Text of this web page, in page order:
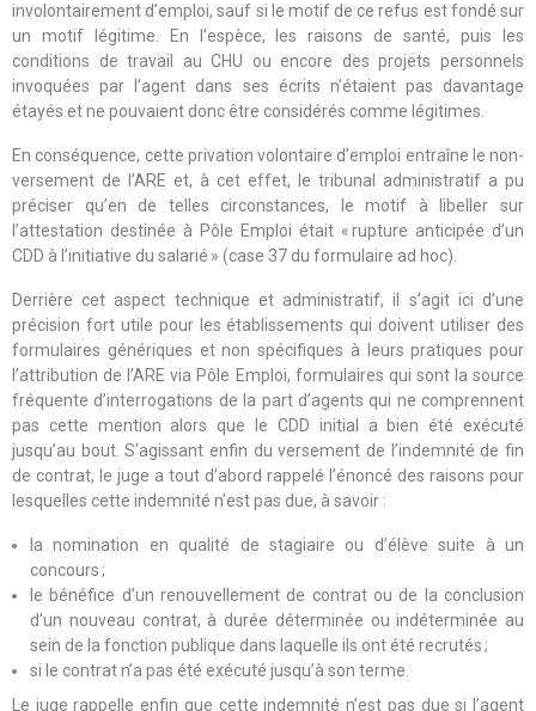
involontairement d’emploi, sauf si le motif de ce refus est fondé sur
un motif légitime. En l’espèce, les raisons de santé, puis les
conditions de travail au CHU ou encore des projets personnels
invoquées par l’agent dans ses écrits n’étaient pas davantage
étayés et ne pouvaient donc être considérés comme légitimes.
En conséquence, cette privation volontaire d’emploi entraîne le non-
versement de l’ARE et, à cet effet, le tribunal administratif a pu
préciser qu’en de telles circonstances, le motif à libeller sur
l’attestation destinée à Pôle Emploi était « rupture anticipée d’un
CDD à l’initiative du salarié » (case 37 du formulaire ad hoc).
Derrière cet aspect technique et administratif, il s’agit ici d’une
précision fort utile pour les établissements qui doivent utiliser des
formulaires génériques et non spécifiques à leurs pratiques pour
l’attribution de l’ARE via Pôle Emploi, formulaires qui sont la source
fréquente d’interrogations de la part d’agents qui ne comprennent
pas cette mention alors que le CDD initial a bien été exécuté
jusqu’au bout. S’agissant enfin du versement de l’indemnité de fin
de contrat, le juge a tout d’abord rappelé l’énoncé des raisons pour
lesquelles cette indemnité n’est pas due, à savoir :
la nomination en qualité de stagiaire ou d’élève suite à un
concours ;
le bénéfice d’un renouvellement de contrat ou de la conclusion
d’un nouveau contrat, à durée déterminée ou indéterminée au
sein de la fonction publique dans laquelle ils ont été recrutés ;
si le contrat n’a pas été exécuté jusqu’à son terme.
Le juge rappelle enfin que cette indemnité n’est pas due si l’agent